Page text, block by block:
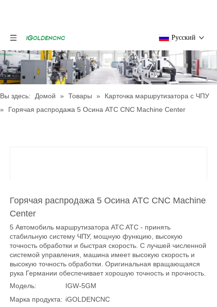
Pусский
Вы здесь: Домой » Товары »
Карточка маршрутизатора с ЧПУ
»
Горячая распродажа 5 Осина ATC CNC Machine Center
Горячая распродажа 5 Осина ATC CNC Machine
Center
5 Автомобиль маршрутизатора ATC ATC - принять
стабильную систему ЧПУ, мощную функцию, высокую
точность обработки и быстрая скорость. С лучшей численной
системой управления, машина имеет высокую скорость и
высокую точность обработки. Оригинальная вращающаяся
рука Германии обеспечивает хорошую точность и прочность.
Модель:
IGW-5GM
Марка продукта: iGOLDENCNC